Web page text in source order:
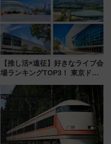
グ】
【推し活×遠征】好きなライブ会
場ランキングTOP3！ 東京ドー
由と交通アクセス術、ライブ会
場に何を求める？